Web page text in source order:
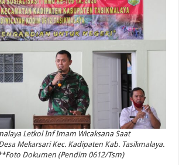
Letkol Inf Imam Wicaksana Saat
Mekarsari Kec. Kadipaten Kab. Tasikmalaya.
Dokumen (Pendim 0612/Tsm)